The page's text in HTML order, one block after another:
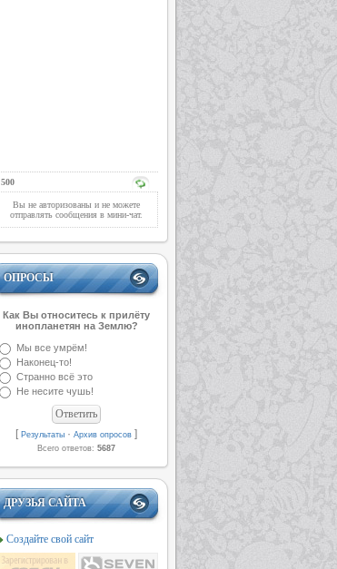
500
Вы не авторизованы и не можете
отправлять сообщения в мини-чат.
ОПРОСЫ
Как Вы относитесь к прилёту
инопланетян на Землю?
Мы все умрём!
Наконец-то!
Странно всё это
Не несите чушь!
[ Результаты · Архив опросов ]
Всего ответов: 5687
ДРУЗЬЯ САЙТА
Создайте свой сайт